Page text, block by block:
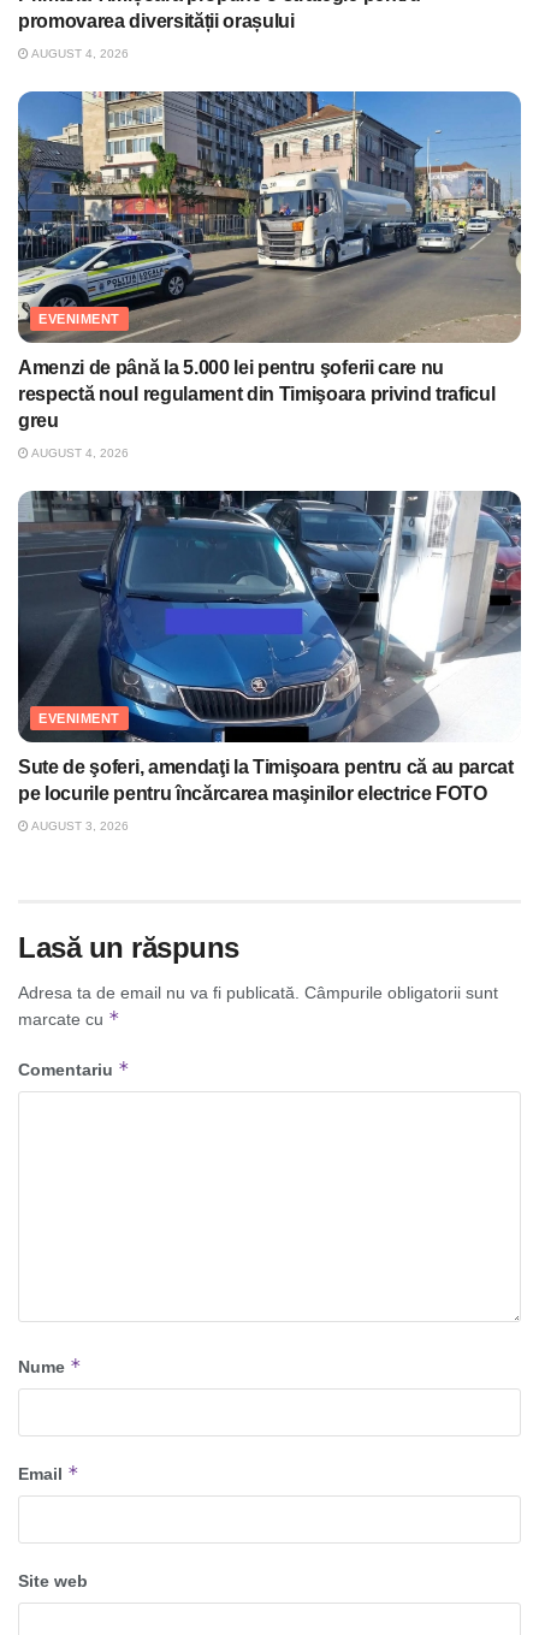
promovarea diversității orașului
AUGUST 4, 2026
EVENIMENT
Amenzi de până la 5.000 lei pentru şoferii care nu
respectă noul regulament din Timişoara privind traficul
greu
AUGUST 4, 2026
EVENIMENT
Sute de şoferi, amendaţi la Timişoara pentru că au parcat
pe locurile pentru încărcarea maşinilor electrice FOTO
AUGUST 3, 2026
Lasă un răspuns
Adresa ta de email nu va fi publicată. Câmpurile obligatorii sunt
marcate cu *
Comentariu *
Nume *
Email *
Site web